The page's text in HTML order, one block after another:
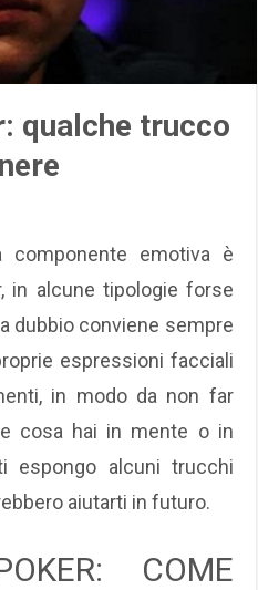
qualche trucco
componente emotiva è
in alcune tipologie forse
dubbio conviene sempre
espressioni facciali
in modo da non far
cosa hai in mente o in
espongo alcuni trucchi
aiutarti in futuro.
COME